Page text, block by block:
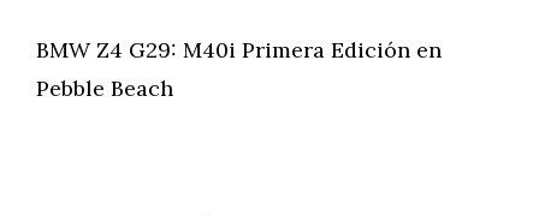
BMW Z4 G29: M40i Primera Edición en
Pebble Beach